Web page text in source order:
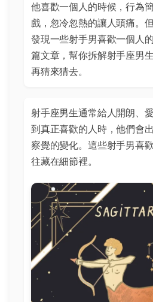
他喜歡一個人的時候，行為
戲，忽冷忽熱的讓人頭痛。
發現一些射手男喜歡一個人
篇文章，幫你拆解射手座男
再猜來猜去。
射手座男生通常給人開朗、
到真正喜歡的人時，他們會
察覺的變化。這些射手男喜
往藏在細節裡。